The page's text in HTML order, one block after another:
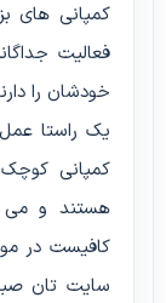
کمپانی های
فعالیت
خودشان را
یک راستا
کمپانی
هستند و می
کافیست در
سایت تان